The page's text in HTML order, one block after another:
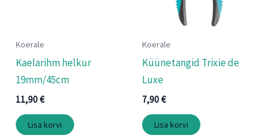
Koerale
Kaelarihm helkur
19mm/45cm
11,90€
Lisa korvi
Koerale
Küünetangid Trixie de
Luxe
7,90€
Lisa korvi